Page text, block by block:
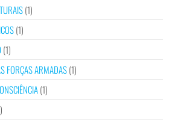
(1)
(1)
(1)
FORÇAS ARMADAS(1)
(1)